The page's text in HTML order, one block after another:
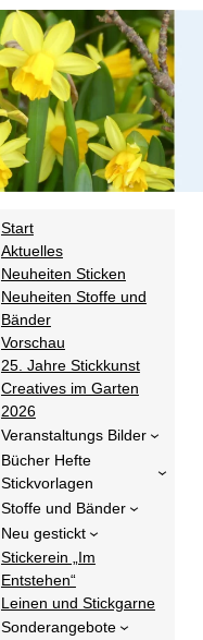
Start
Aktuelles
Neuheiten Sticken
Neuheiten Stoffe und
Bänder
Vorschau
25. Jahre Stickkunst
Creatives im Garten
2026
Veranstaltungs Bilder
Bücher Hefte
Stickvorlagen
Stoffe und Bänder
Neu gestickt
Stickerein „Im
Entstehen“
Leinen und Stickgarne
Sonderangebote